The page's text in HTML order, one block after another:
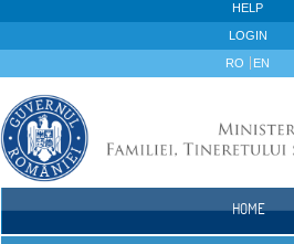
HELP
LOGIN
RO EN
HOME